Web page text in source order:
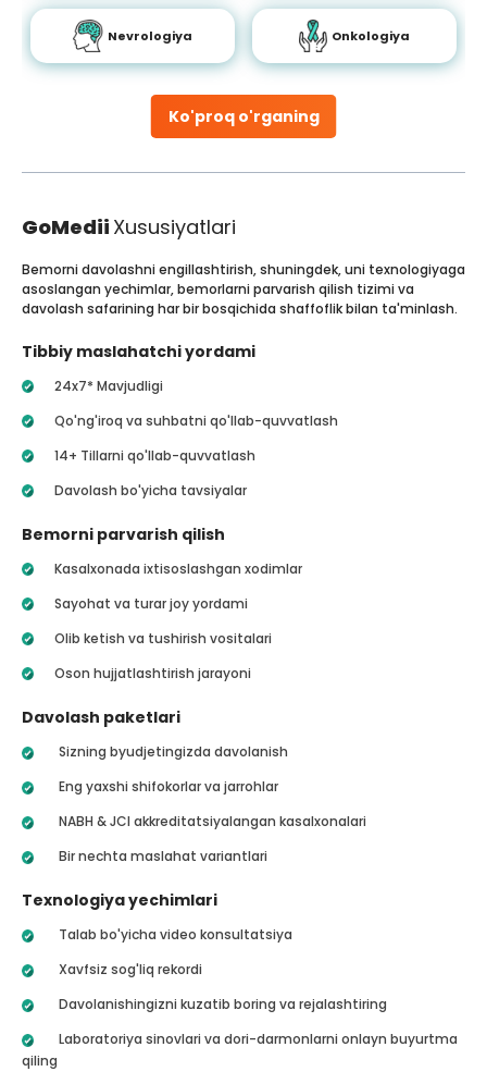
Ko'proq o'rganing
Nevrologiya Onkologiya
GoMedii Xususiyatlari
Bemorni davolashni engillashtirish, shuningdek, uni texnologiyaga
asoslangan yechimlar, bemorlarni parvarish qilish tizimi va
davolash safarining har bir bosqichida shaffoflik bilan ta'minlash.
Tibbiy maslahatchi yordami
24x7* Mavjudligi
Qo'ng'iroq va suhbatni qo'llab-quvvatlash
14+ Tillarni qo'llab-quvvatlash
Davolash bo'yicha tavsiyalar
Bemorni parvarish qilish
Kasalxonada ixtisoslashgan xodimlar
Sayohat va turar joy yordami
Olib ketish va tushirish vositalari
Oson hujjatlashtirish jarayoni
Davolash paketlari
Sizning byudjetingizda davolanish
Eng yaxshi shifokorlar va jarrohlar
NABH & JCI akkreditatsiyalangan kasalxonalari
Bir nechta maslahat variantlari
Texnologiya yechimlari
Talab bo'yicha video konsultatsiya
Xavfsiz sog'liq rekordi
Davolanishingizni kuzatib boring va rejalashtiring
Laboratoriya sinovlari va dori-darmonlarni onlayn buyurtma
qiling